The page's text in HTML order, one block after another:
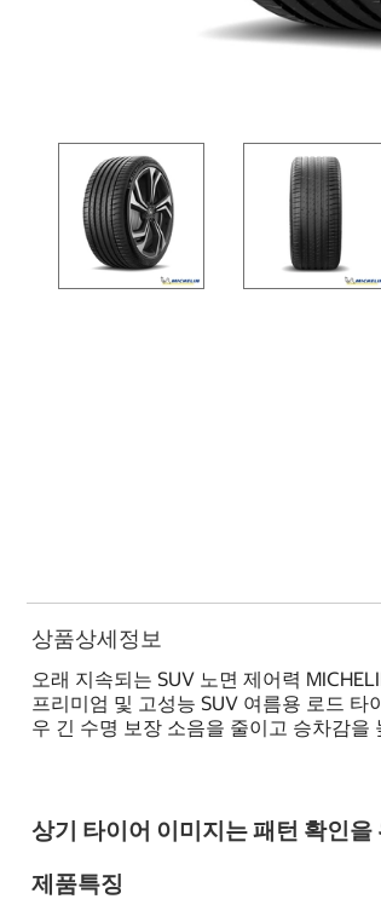
상품상세정보
오래 지속되는 SUV 노면 제어력
프리미엄 및 고성능 SUV 여름용 로드
우 긴 수명 보장 소음을 줄이고 승차감을
상기 타이어 이미지는 패턴 확인
제품특징